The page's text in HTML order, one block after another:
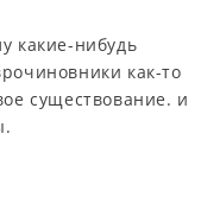
какие-нибудь
как-то
существование. и